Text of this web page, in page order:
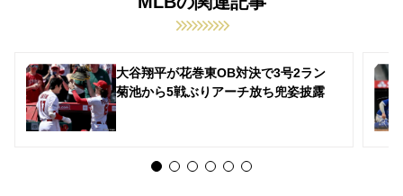
大谷翔平が花巻東OB対決で3号2ラン
菊池から5戦ぶりアーチ放ち兜姿披露